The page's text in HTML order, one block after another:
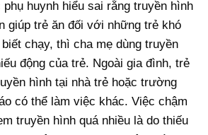
phụ huynh hiểu sai rằng truyền hình
giúp trẻ ăn đối với những trẻ khó
chạy, thì cha mẹ dùng truyền
động của trẻ. Ngoài gia đình, trẻ
hình tại nhà trẻ hoặc trường
có thể làm việc khác. Việc chậm
truyền hình quá nhiều là do thiếu